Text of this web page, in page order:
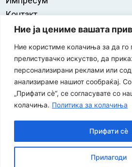
Ние ја цениме вашата
Ние користиме колачиња за да
прелистувачко искуство, да
персонализирани реклами или
анализираме нашиот сообраќај.
„Прифати сè“, се согласувате со
колачиња. Политика за колачиња
Прилагоди
Прифати сè
Контакт
Правила на користење
за заштита на печатени медиуми